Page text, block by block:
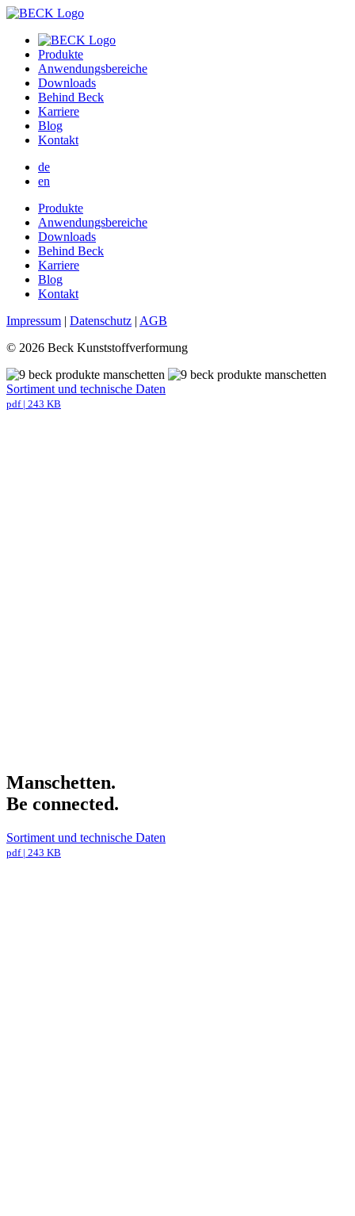
Produkte
Anwendungsbereiche
Downloads
Behind Beck
Karriere
Blog
Kontakt
de
en
Produkte
Anwendungsbereiche
Downloads
Behind Beck
Karriere
Blog
Kontakt
Impressum | Datenschutz | AGB
© 2026 Beck Kunststoffverformung
Sortiment und technische Daten
pdf | 243 KB
Manschetten.
Be connected.
Sortiment und technische Daten
pdf | 243 KB